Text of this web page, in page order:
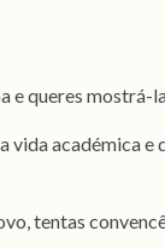
e queres mostrá-
vida académica e
tentas